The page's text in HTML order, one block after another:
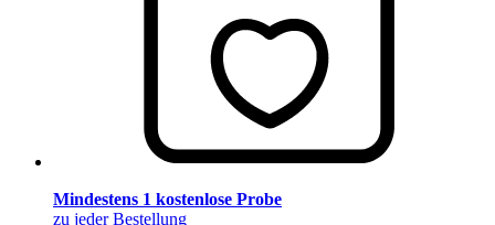
Mindestens 1 kostenlose Probe
zu jeder Bestellung